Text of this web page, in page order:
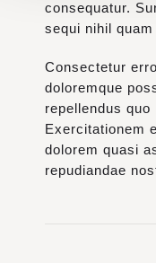
consequatur.
sequi nihil
Consectetur
doloremque
repellendus quo
Exercitationem
dolorem quasi
repudiandae